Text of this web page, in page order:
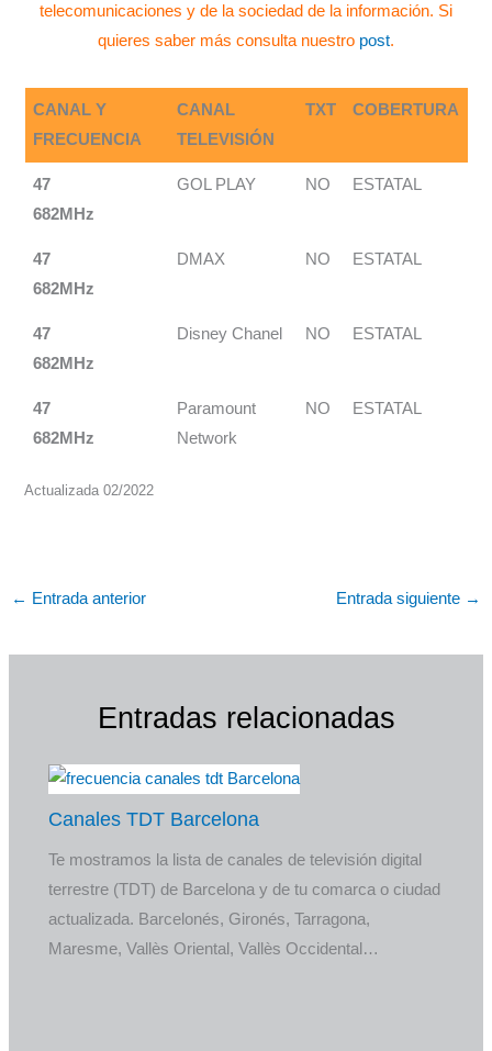
telecomunicaciones y de la sociedad de la información. Si
quieres saber más consulta nuestro post.
CANAL Y
FRECUENCIA
CANAL
TELEVISIÓN
TXT COBERTURA
47
682MHz
GOL PLAY NO ESTATAL
47
682MHz
DMAX NO ESTATAL
47
682MHz
Disney Chanel NO ESTATAL
47
682MHz
Paramount
Network
NO ESTATAL
Actualizada 02/2022
← Entrada anterior Entrada siguiente →
Entradas relacionadas
Canales TDT Barcelona
Te mostramos la lista de canales de televisión digital
terrestre (TDT) de Barcelona y de tu comarca o ciudad
actualizada. Barcelonés, Gironés, Tarragona,
Maresme, Vallès Oriental, Vallès Occidental…